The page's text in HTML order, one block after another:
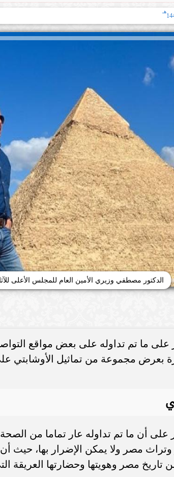
هـ
الدكتور مصطفي وزيري الأمين العام للمجلس الأعلى
على ما تم تداوله على بعض مواقع
بعرض مجموعة من تماثيل الأوشابتي
على أن ما تم تداوله عار تماما من
مصر ولا يمكن الإضرار بها، حيث
مصر وهويتها وحضارتها العريقة